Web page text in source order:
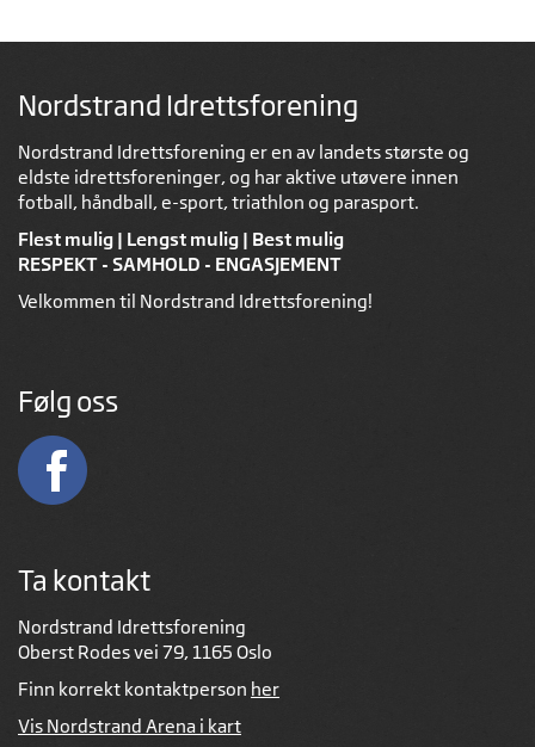
Nordstrand Idrettsforening
Nordstrand Idrettsforening er en av landets største og
eldste idrettsforeninger, og har aktive utøvere innen
fotball, håndball, e-sport, triathlon og parasport.
Flest mulig | Lengst mulig | Best mulig
RESPEKT - SAMHOLD - ENGASJEMENT
Velkommen til Nordstrand Idrettsforening!
Følg oss
Ta kontakt
Nordstrand Idrettsforening
Oberst Rodes vei 79, 1165 Oslo
Finn korrekt kontaktperson her
Vis Nordstrand Arena i kart